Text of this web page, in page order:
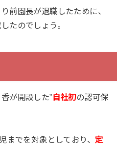
前園長が退職したために、
たのでしょう。
が開設した” 自社初の認可保
までを対象としており、 定